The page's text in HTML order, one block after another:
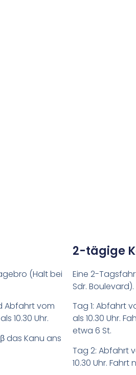
(Halt bei
Abfahrt vom
10.30 Uhr.
das Kanu ans
2-tägige
Eine 2-
Sdr. Boulevard).
Tag 1: Abfahrt
als 10.30 Uhr.
etwa 6 St.
Tag 2: Abfahrt
10.30 Uhr.